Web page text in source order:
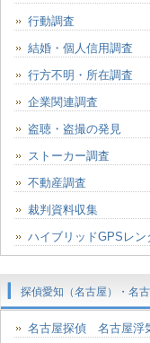
行動調査
結婚・個人信用調査
行方不明・所在調査
企業関連調査
盗聴・盗撮の発見
ストーカー調査
不動産調査
裁判資料収集
ハイブリッドGPSレン
探偵愛知（名古屋）・名
名古屋探偵 名古屋浮